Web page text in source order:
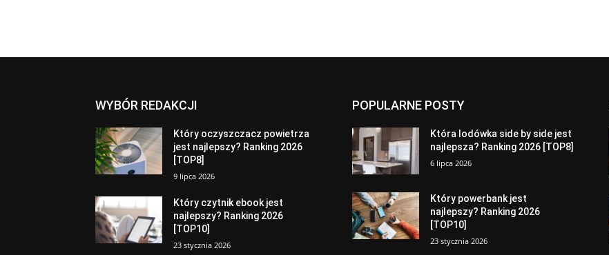
WYBÓR REDAKCJI
Który oczyszczacz powietrza
jest najlepszy? Ranking 2026
[TOP8]
9 lipca 2026
Który czytnik ebook jest
najlepszy? Ranking 2026
[TOP10]
23 stycznia 2026
POPULARNE POSTY
Która lodówka side by side jest
najlepsza? Ranking 2026 [TOP8]
6 lipca 2026
Który powerbank jest
najlepszy? Ranking 2026
[TOP10]
23 stycznia 2026